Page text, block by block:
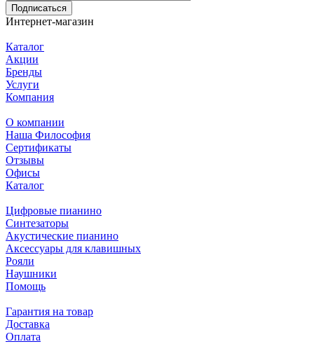
Подписаться
Интернет-магазин
Каталог
Акции
Бренды
Услуги
Компания
О компании
Наша Философия
Сертификаты
Отзывы
Офисы
Каталог
Цифровые пианино
Синтезаторы
Акустические пианино
Аксессуары для клавишных
Рояли
Наушники
Помощь
Гарантия на товар
Доставка
Оплата